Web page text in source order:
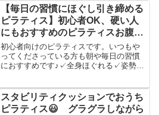
のアプローチ、ピラティスは身体機能の
改善。どちらも試して、自...
【毎日の習慣にほぐし引き締める
ピラティス】初心者OK、硬い人
にもおすすめのピラティスお腹や
せ、ヒップアップ
初心者向けのピラティスです。いつもや
ってくださっている方も朝や毎日の習慣
におすすめです♪✓全身ほぐれる✓姿勢改
YUMIです。指導歴13年。スタジオ２店舗
運営。ピラティス...
スタビリティクッションでおうち
ピラティス😃 グラグラしながら